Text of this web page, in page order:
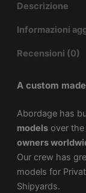
Descrizione
Informazioni
Recensioni (0)
A custom
Abordage has
modelsover the
owners
Our crew has
models for
Shipyards.